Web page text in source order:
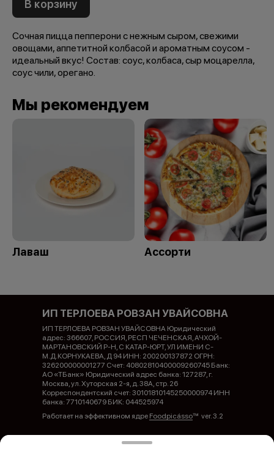
В корзину
Сочная пицца пепперони с нежным сыром, свежими
овощами, аппетитной колбасой и ароматным соусом -
идеальный вкус! Состав: соус, колбаса, сыр моцарелла,
соус чили, орегано.
Мы рекомендуем
Лаваш Ассорти
ИП ТЕРЛОЕВА РОВЗАН УВАЙСОВНА
ИП ТЕРЛОЕВА РОВЗАН УВАЙСОВНА Юридический
адрес: 366607, РОССИЯ, РЕСП ЧЕЧЕНСКАЯ, АЧХОЙ-
МАРТАНОВСКИЙ Р-Н, С КАТАР-ЮРТ, УЛ ИМЕНИ С-
М.Д.КОРНУКАЕВА, Д 94 ИНН: 200200137872 ОГРН:
326200000001277 Счет: 40802810400009260745 Банк:
АО «ТБанк» Юридический адрес банка: 127287, г.
Москва, ул. Хуторская 2-я, д. 38А, стр. 26
Корреспондентский счет: 30101810145250000974 ИНН
банка: 7710140679 БИК: 044525974
Работает на эффективном ядре Foodpicássover. 3.2